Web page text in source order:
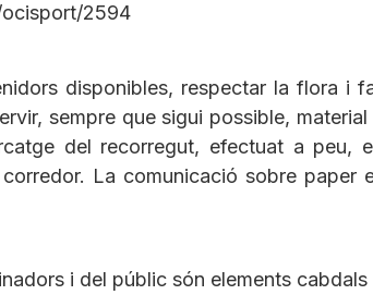
2594
disponibles, respectar la flora i
sempre que sigui possible,
del recorregut, efectuat a peu,
La comunicació sobre paper
i del públic són elements cabdals